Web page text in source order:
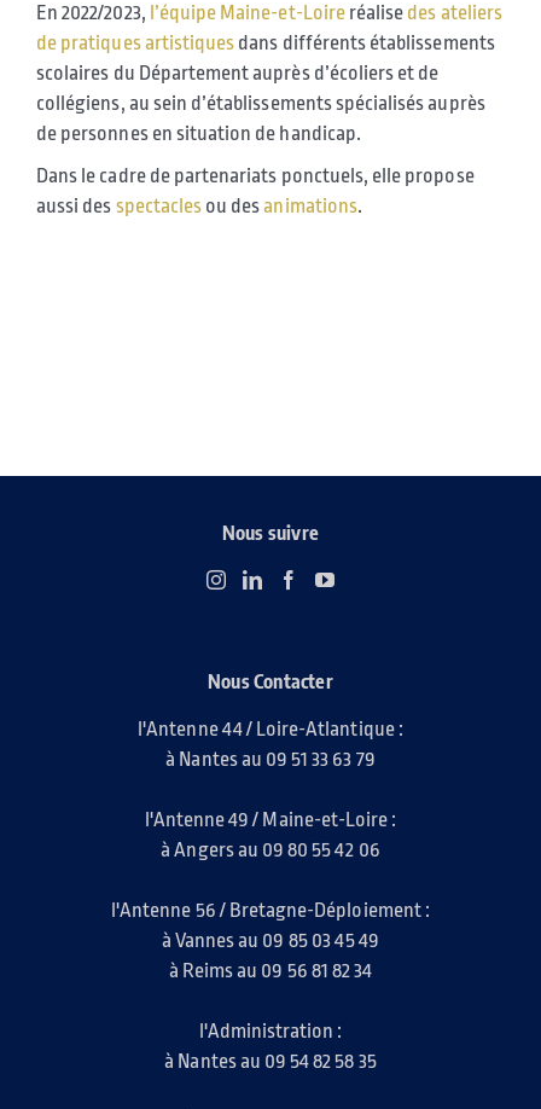
En 2022/2023, l’équipe Maine-et-Loireréalise des ateliers
de pratiques artistiques dans différents établissements
scolaires du Département auprès d’écoliers et de
collégiens, au sein d’établissements spécialisés auprès
de personnes en situation de handicap.
Dans le cadre de partenariats ponctuels, elle propose
aussi des spectacles ou desanimations.
Nous suivre
Nous Contacter
l'Antenne 44 / Loire-Atlantique :
à Nantes au 09 51 33 63 79
l'Antenne 49 / Maine-et-Loire :
à Angers au 09 80 55 42 06
l'Antenne 56 / Bretagne-Déploiement :
à Vannes au 09 85 03 45 49
à Reims au 09 56 81 82 34
l'Administration :
à Nantes au 09 54 82 58 35